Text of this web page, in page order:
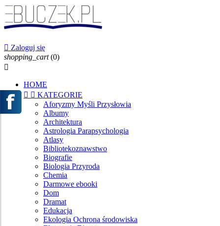
 Zaloguj się
shopping_cart (0)

HOME
  KATEGORIE
Aforyzmy Myśli Przysłowia
Albumy
Architektura
Astrologia Parapsychologia
Atlasy
Bibliotekoznawstwo
Biografie
Biologia Przyroda
Chemia
Darmowe ebooki
Dom
Dramat
Edukacja
Ekologia Ochrona środowiska